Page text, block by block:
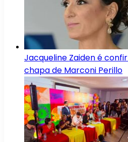
Jacqueline Zaiden é
chapa de Marconi Perillo